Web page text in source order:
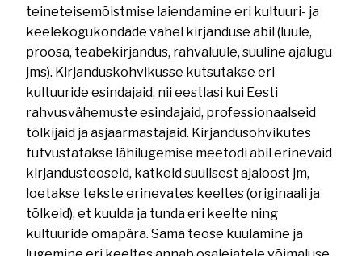
teineteisemõistmise laiendamine eri kultuuri- ja
keelekogukondade vahel kirjanduse abil (luule,
proosa, teabekirjandus, rahvaluule, suuline ajalugu
jms). Kirjanduskohvikusse kutsutakse eri
kultuuride esindajaid, nii eestlasi kui Eesti
rahvusvähemuste esindajaid, professionaalseid
tõlkijaid ja asjaarmastajaid. Kirjandusohvikutes
tutvustatakse lähilugemise meetodi abil erinevaid
kirjandusteoseid, katkeid suulisest ajaloost jm,
loetakse tekste erinevates keeltes (originaali ja
tõlkeid), et kuulda ja tunda eri keelte ning
kultuuride omapära. Sama teose kuulamine ja